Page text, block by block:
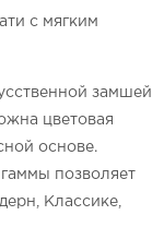
с мягким
замшей
цветовая
основе.
позволяет
Классике,